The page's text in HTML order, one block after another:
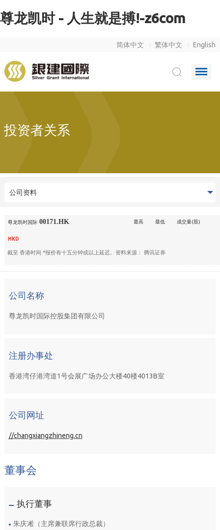
尊龙凯时 - 人生就是搏!-z6com
简体中文 繁体中文 English
投资者关系
公司资料
尊龙凯时国际 00171.HK 最高 最低 成交量(股)
HKD
截至 香港时间 *报价有十五分钟或以上延迟。资料来源： 腾讯证券
公司名称
尊龙凯时国际控股集团有限公司
注册办事处
香港湾仔港湾道1号会展广场办公大楼40楼4013B室
公司网址
//changxiangzhineng.cn
董事会
执行董事
朱庆凇（主席兼联席行政总裁）